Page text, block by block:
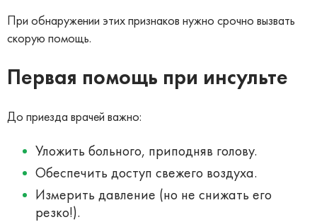
При обнаружении этих признаков нужно срочно вызвать
скорую помощь.
Первая помощь при инсульте
До приезда врачей важно:
Уложить больного, приподняв голову.
Обеспечить доступ свежего воздуха.
Измерить давление (но не снижать его
резко!).